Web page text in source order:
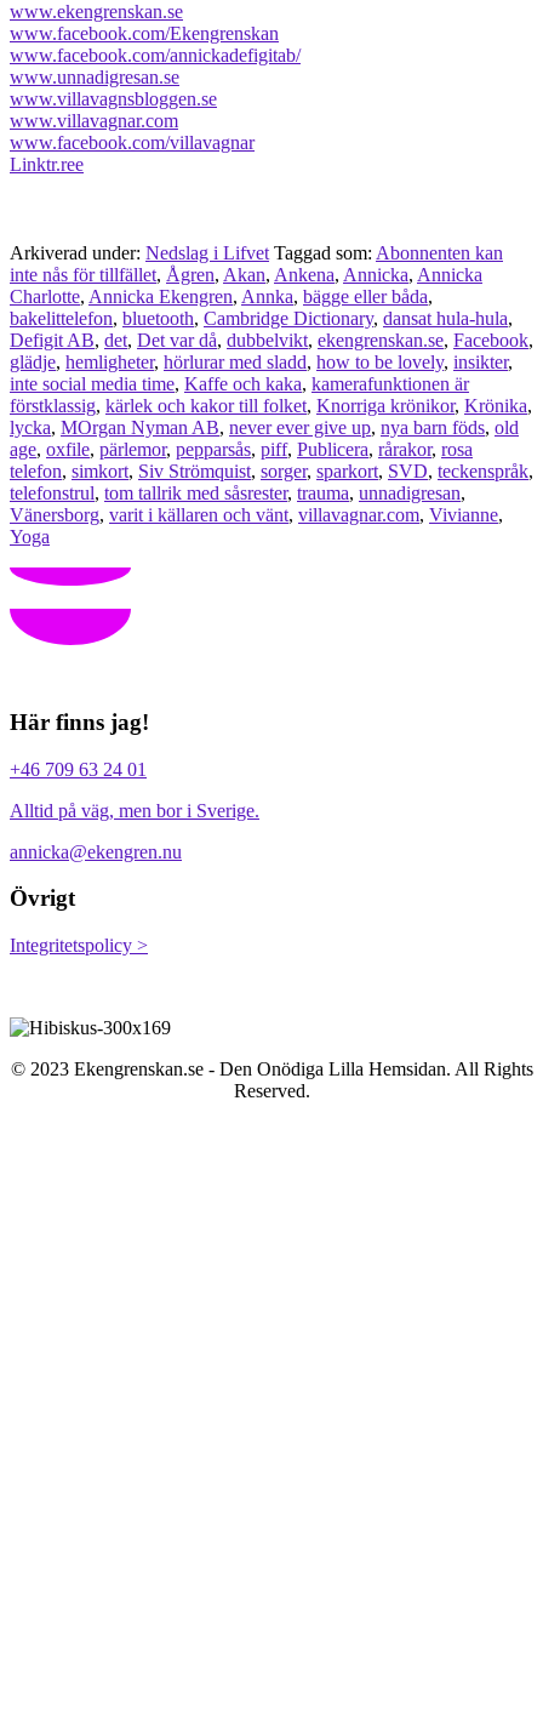
www.ekengrenskan.se
www.facebook.com/Ekengrenskan
www.facebook.com/annickadefigitab/
www.unnadigresan.se
www.villavagnsbloggen.se
www.villavagnar.com
www.facebook.com/villavagnar
Linktr.ree
Arkiverad under: Nedslag i Lifvet Taggad som: Abonnenten kan
inte nås för tillfället, Ågren, Akan, Ankena, Annicka, Annicka
Charlotte, Annicka Ekengren, Annka, bägge eller båda,
bakelittelefon, bluetooth, Cambridge Dictionary, dansat hula-hula,
Defigit AB, det, Det var då, dubbelvikt, ekengrenskan.se, Facebook,
glädje, hemligheter, hörlurar med sladd, how to be lovely, insikter,
inte social media time, Kaffe och kaka, kamerafunktionen är
förstklassig, kärlek och kakor till folket, Knorriga krönikor, Krönika,
lycka, MOrgan Nyman AB, never ever give up, nya barn föds, old
age, oxfile, pärlemor, pepparsås, piff, Publicera, rårakor, rosa
telefon, simkort, Siv Strömquist, sorger, sparkort, SVD, teckenspråk,
telefonstrul, tom tallrik med såsrester, trauma, unnadigresan,
Vänersborg, varit i källaren och vänt, villavagnar.com, Vivianne,
Yoga
Här finns jag!
+46 709 63 24 01
Alltid på väg, men bor i Sverige.
annicka@ekengren.nu
Övrigt
Integritetspolicy >
© 2023 Ekengrenskan.se - Den Onödiga Lilla Hemsidan. All Rights
Reserved.